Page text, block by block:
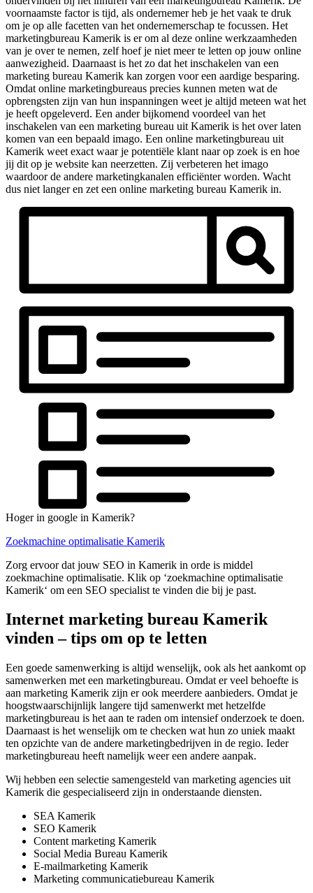
voornaamste factor is tijd, als ondernemer heb je het vaak te druk
om je op alle facetten van het ondernemerschap te focussen. Het
marketingbureau Kamerik is er om al deze online werkzaamheden
van je over te nemen, zelf hoef je niet meer te letten op jouw online
aanwezigheid. Daarnaast is het zo dat het inschakelen van een
marketing bureau Kamerik kan zorgen voor een aardige besparing.
Omdat online marketingbureaus precies kunnen meten wat de
opbrengsten zijn van hun inspanningen weet je altijd meteen wat het
je heeft opgeleverd. Een ander bijkomend voordeel van het
inschakelen van een marketing bureau uit Kamerik is het over laten
komen van een bepaald imago. Een online marketingbureau uit
Kamerik weet exact waar je potentiële klant naar op zoek is en hoe
jij dit op je website kan neerzetten. Zij verbeteren het imago
waardoor de andere marketingkanalen efficiënter worden. Wacht
dus niet langer en zet een online marketing bureau Kamerik in.
Hoger in google in Kamerik?
Zoekmachine optimalisatie Kamerik
Zorg ervoor dat jouw SEO in Kamerik in orde is middel
zoekmachine optimalisatie. Klik op ‘zoekmachine optimalisatie
Kamerik‘ om een SEO specialist te vinden die bij je past.
Internet marketing bureau Kamerik
vinden – tips om op te letten
Een goede samenwerking is altijd wenselijk, ook als het aankomt op
samenwerken met een marketingbureau. Omdat er veel behoefte is
aan marketing Kamerik zijn er ook meerdere aanbieders. Omdat je
hoogstwaarschijnlijk langere tijd samenwerkt met hetzelfde
marketingbureau is het aan te raden om intensief onderzoek te doen.
Daarnaast is het wenselijk om te checken wat hun zo uniek maakt
ten opzichte van de andere marketingbedrijven in de regio. Ieder
marketingbureau heeft namelijk weer een andere aanpak.
Wij hebben een selectie samengesteld van marketing agencies uit
Kamerik die gespecialiseerd zijn in onderstaande diensten.
SEA Kamerik
SEO Kamerik
Content marketing Kamerik
Social Media Bureau Kamerik
E-mailmarketing Kamerik
Marketing communicatiebureau Kamerik